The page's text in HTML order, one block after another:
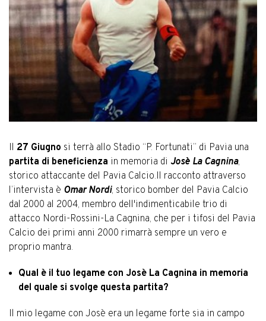
Il 27 Giugno si terrà allo Stadio “P. Fortunati” di Pavia una
partita di beneficienza in memoria di Josè La Cagnina,
storico attaccante del Pavia Calcio.Il racconto attraverso
l’intervista è Omar Nordi, storico bomber del Pavia Calcio
dal 2000 al 2004, membro dell'indimenticabile trio di
attacco Nordi-Rossini-La Cagnina, che per i tifosi del Pavia
Calcio dei primi anni 2000 rimarrà sempre un vero e
proprio mantra.
Qual è il tuo legame con Josè La Cagnina in memoria
del quale si svolge questa partita?
Il mio legame con Josè era un legame forte sia in campo